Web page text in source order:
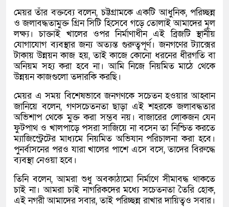
মেয়র তাঁর বক্তব্যে বলেন, চট্টগ্রামকে একটি আধুনিক, পরিচ্ছন্ন
ও জলাবদ্ধতামুক্ত গ্রিন সিটি হিসেবে গড়ে তোলাই আমাদের মূল
লক্ষ্য। চাক্তাই খালের ওপর নির্মাণাধীন এই ব্রিজটি স্থানীয়
যোগাযোগ ব্যবস্থার জন্য অত্যন্ত গুরুত্বপূর্ণ। জনগণের ট্যাক্সের
টাকায় উন্নয়ন কাজ হয়, তাই কাজে কোনো ধরনের ধীরগতি বা
অনিয়ম সহ্য করা হবে না। আমি নিজে নিয়মিত মাঠে থেকে
উন্নয়ন কাজগুলো তদারকি করছি।
মেয়র এ সময় বিশেষভাবে জনগণকে সচেতন হওয়ার আহ্বান
জানিয়ে বলেন, গণসচেতনতা ছাড়া এই শহরকে জলাবদ্ধতার
অভিশাপ থেকে মুক্ত করা সম্ভব নয়। বাজারের লোকজন যেন
ফুটপাথ ও খালপাড়ে পসরা সাজিয়ে না বসেন তা নিশ্চিত করতে
ম্যাজিস্ট্রেটের মাধ্যমে নিয়মিত অভিযান পরিচালনা করা হবে।
পুনর্বাসনের পরও যারা খালের পাশে এসে বসে, তাদের বিরুদ্ধে
ব্যবস্থা নেওয়া হবে।
তিনি বলেন, আমরা শুধু অবকাঠামো নির্মাণে সীমাবদ্ধ থাকতে
চাই না। আমরা চাই নাগরিকদের মধ্যে সচেতনতা তৈরি হোক,
এই নগরী আমাদের সবার, তাই পরিচ্ছন্ন রাখার দায়িত্বও সবার।